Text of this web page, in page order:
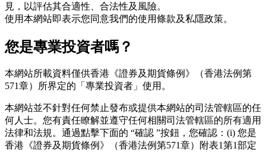
見，以評估其合適性、合法性及風險。
使用本網站即表示您同意我們的使用條款及私隱政策。
您是專業投資者嗎？
本網站所載資料僅供香港《證券及期貨條例》（香港法例第
571章）所界定的「專業投資者」使用。
本網站並不針對任何禁止發布或提供本網站的司法管轄區的任
何人士。您有責任瞭解並遵守任何相關司法管轄區的所有適用
法律和法規。通過點擊下面的 “確認 ”按鈕，您確認：(i) 您是
香港《證券及期貨條例》（香港法例第571章）附表1第1部定